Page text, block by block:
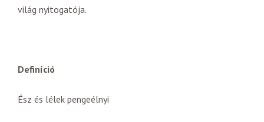
világ nyitogatója.
Definíció
Ész és lélek pengeélnyi